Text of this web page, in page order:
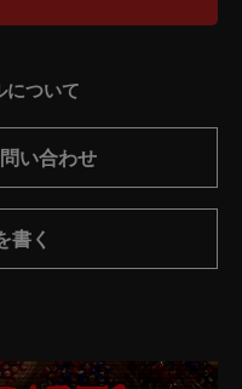
について
い合わせ
書く